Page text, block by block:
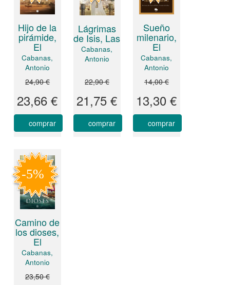
Hijo de la
pirámide,
El
Cabanas,
Antonio
24,90 €
23,66 €
comprar
Lágrimas
de Isis, Las
Cabanas,
Antonio
22,90 €
21,75 €
comprar
Sueño
milenario,
El
Cabanas,
Antonio
14,00 €
13,30 €
comprar
Camino de
los dioses,
El
Cabanas,
Antonio
23,50 €